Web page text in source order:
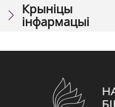
Крыніцы
інфармацыі